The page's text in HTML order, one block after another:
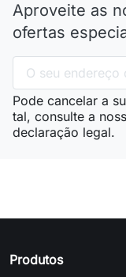
Aproveite as
ofertas
Pode cancelar a
tal, consulte a
declaração legal.
Produtos